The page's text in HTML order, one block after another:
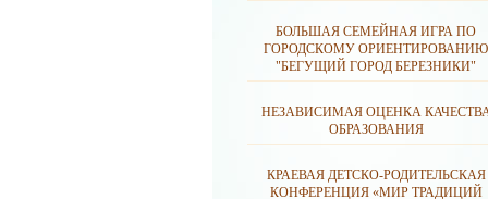
БОЛЬШАЯ СЕМЕЙНАЯ ИГРА ПО
ГОРОДСКОМУ ОРИЕНТИРОВАНИЮ
"БЕГУЩИЙ ГОРОД БЕРЕЗНИКИ"
НЕЗАВИСИМАЯ ОЦЕНКА
ОБРАЗОВАНИЯ
КРАЕВАЯ ДЕТСКО-РОДИТЕЛЬСКАЯ
КОНФЕРЕНЦИЯ «МИР ТРАДИЦИЙ